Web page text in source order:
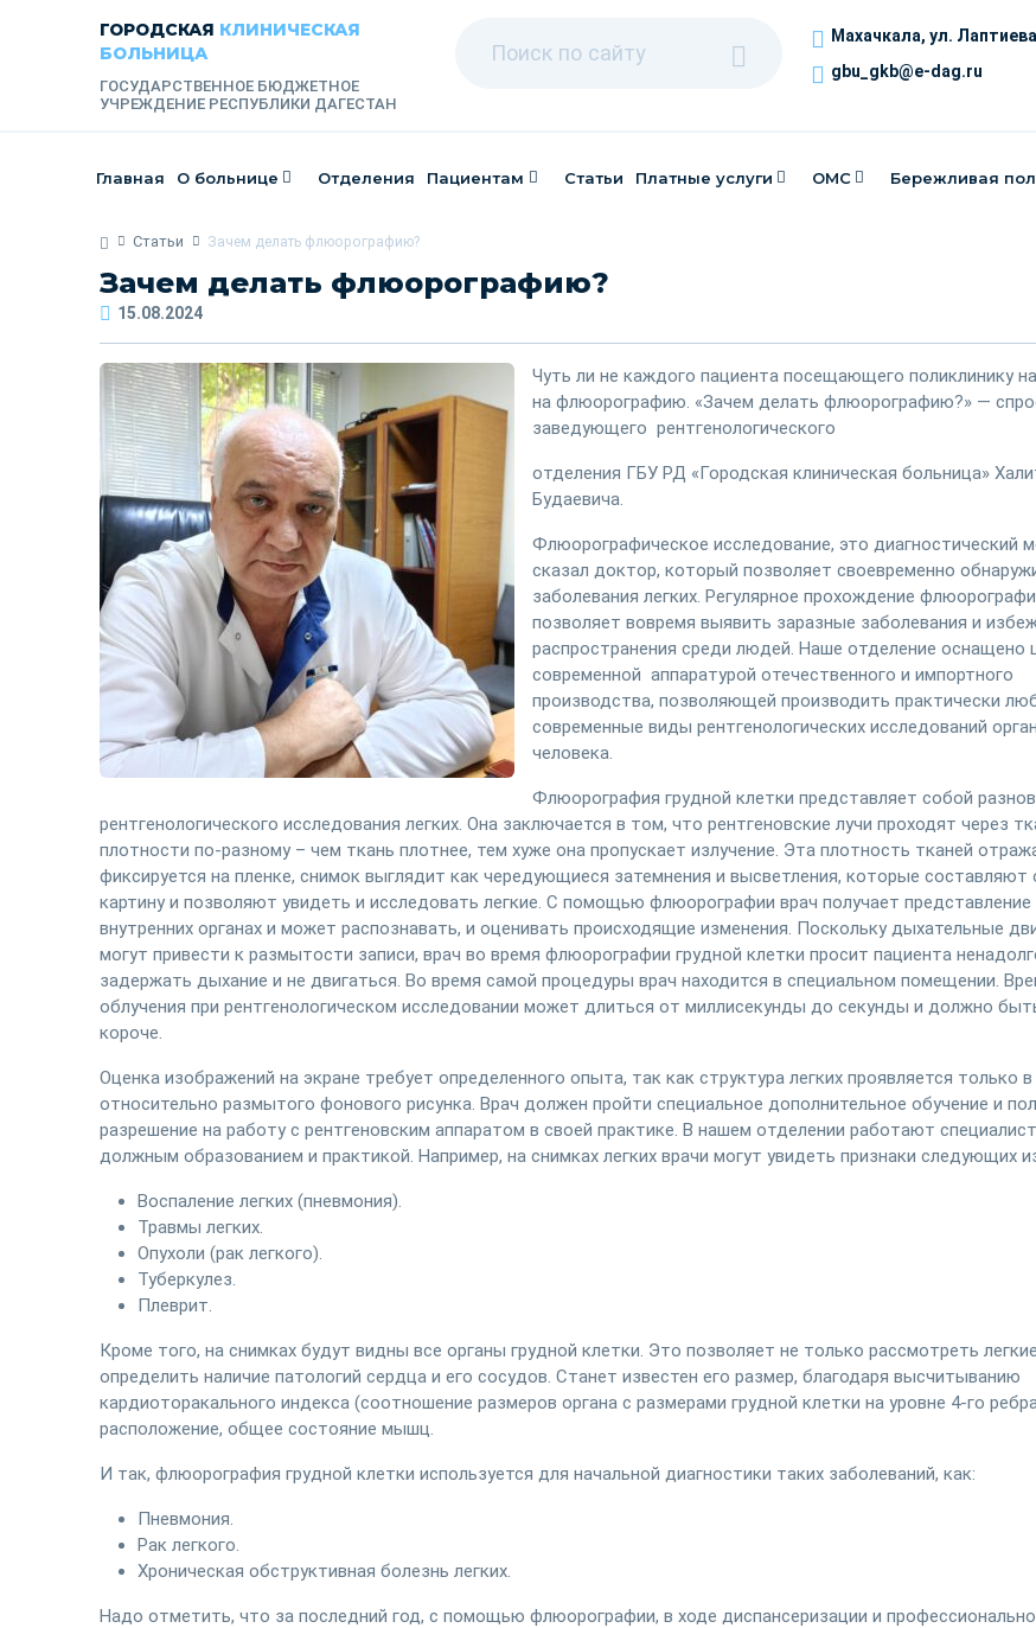
ГОРОДСКАЯ КЛИНИЧЕСКАЯ
БОЛЬНИЦА
ГОСУДАРСТВЕННОЕ БЮДЖЕТНОЕ
УЧРЕЖДЕНИЕ РЕСПУБЛИКИ ДАГЕСТАН
Махачкала, ​ул.
gbu_gkb@e-dag.ru
Главная О больнице Отделения Пациентам Статьи Платные услуги ОМС Бережливая
Статьи Зачем делать флюорографию?
Зачем делать флюорографию?
15.08.2024
Чуть ли не каждого пациента посещающего поликлинику
на флюорографию. «Зачем делать флюорографию?» —
заведующего рентгенологического
отделения ГБУ РД «Городская клиническая больница»
Будаевича.
Флюорографическое исследование, это диагностический
сказал доктор, который позволяет своевременно
заболевания легких. Регулярное прохождение
позволяет вовремя выявить заразные заболевания и
распространения среди людей. Наше отделение оснащено
современной аппаратурой отечественного и импортного
производства, позволяющей производить практически
современные виды рентгенологических исследований
человека.
Флюорография грудной клетки представляет собой
рентгенологического исследования легких. Она заключается в том, что рентгеновские лучи проходят через
плотности по-разному – чем ткань плотнее, тем хуже она пропускает излучение. Эта плотность тканей
фиксируется на пленке, снимок выглядит как чередующиеся затемнения и высветления, которые
картину и позволяют увидеть и исследовать легкие. С помощью флюорографии врач получает представление
внутренних органах и может распознавать, и оценивать происходящие изменения. Поскольку дыхательные
могут привести к размытости записи, врач во время флюорографии грудной клетки просит пациента
задержать дыхание и не двигаться. Во время самой процедуры врач находится в специальном помещении.
облучения при рентгенологическом исследовании может длиться от миллисекунды до секунды и должно
короче.
Оценка изображений на экране требует определенного опыта, так как структура легких проявляется только
относительно размытого фонового рисунка. Врач должен пройти специальное дополнительное обучение и
разрешение на работу с рентгеновским аппаратом в своей практике. В нашем отделении работают
должным образованием и практикой. Например, на снимках легких врачи могут увидеть признаки следующих
Воспаление легких (пневмония).
Травмы легких.
Опухоли (рак легкого).
Туберкулез.
Плеврит.
Кроме того, на снимках будут видны все органы грудной клетки. Это позволяет не только рассмотреть
определить наличие патологий сердца и его сосудов. Станет известен его размер, благодаря высчитыванию
кардиоторакального индекса (соотношение размеров органа с размерами грудной клетки на уровне 4-го
расположение, общее состояние мышц.
И так, флюорография грудной клетки используется для начальной диагностики таких заболеваний, как:
Пневмония.
Рак легкого.
Хроническая обструктивная болезнь легких.
Надо отметить, что за последний год, с помощью флюорографии, в ходе диспансеризации и